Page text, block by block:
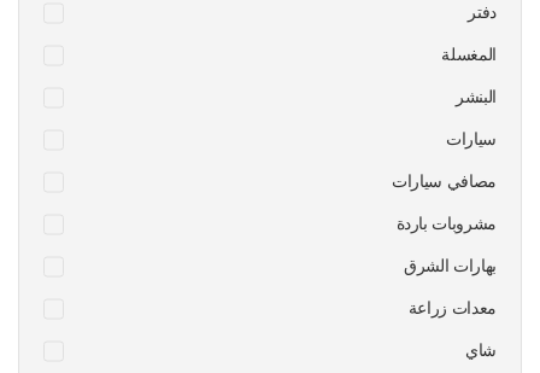
دفتر
المغسلة
البنشر
سيارات
مصافي سيارات
مشروبات باردة
بهارات الشرق
معدات زراعة
شاي